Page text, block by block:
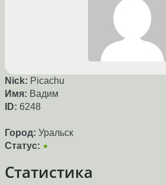
Nick: Picachu
Имя: Вадим
ID: 6248
Город: Уральск
Статус: ★
Статистика